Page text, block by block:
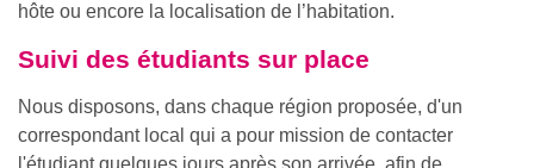
hôte ou encore la localisation de l’habitation.
Suivi des étudiants sur place
Nous disposons, dans chaque région proposée, d'un
correspondant local qui a pour mission de contacter